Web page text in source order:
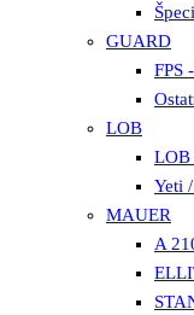
GUARD
FPS
LOB
Yeti
MAUER
A